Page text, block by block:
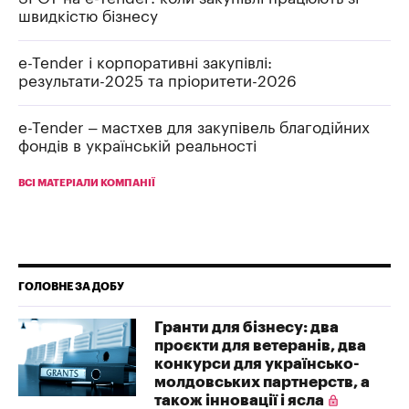
швидкістю бізнесу
e-Tender і корпоративні закупівлі:
результати-2025 та пріоритети-2026
e-Tender – мастхев для закупівель благодійних
фондів в українській реальності
ВСІ МАТЕРІАЛИ КОМПАНІЇ
ГОЛОВНЕ ЗА ДОБУ
Гранти для бізнесу: два
проєкти для ветеранів, два
конкурси для українсько-
молдовських партнерств, а
також інновації і ясла